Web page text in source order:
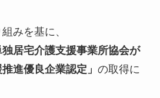
みを基に、
居宅介護支援事業所協会が
進優良企業認定」 の取得に